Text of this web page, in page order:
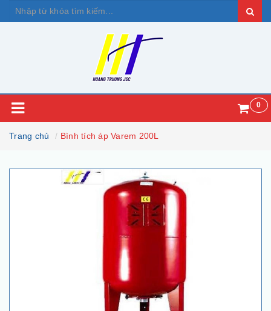
0
Trang chủ Bình tích áp Varem 200L